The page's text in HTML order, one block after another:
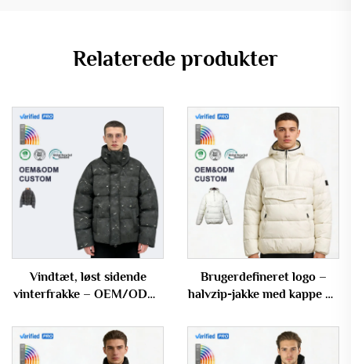
Relaterede produkter
Vindtæt, løst sidende
vinterfrakke – OEM/ODM-
fyldjakke
Brugerdefineret logo –
halvzip-jakke med kappe og
overdimensioneret
pufferjakke